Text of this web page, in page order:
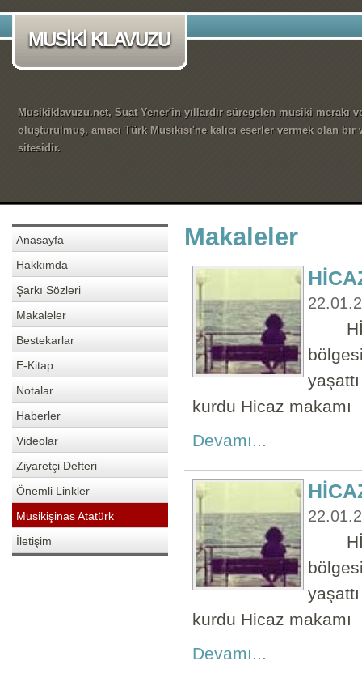
MUSİKİ KLAVUZU
Musikiklavuzu.net, Suat Yener'in yıllardır süregelen musiki merakı
oluşturulmuş, amacı Türk Musikisi'ne kalıcı eserler vermek olan bir
sitesidir.
Anasayfa
Hakkımda
Şarkı Sözleri
Makaleler
Bestekarlar
E-Kitap
Notalar
Haberler
Videolar
Ziyaretçi Defteri
Önemli Linkler
Musikişinas Atatürk
İletişim
Makaleler
kurdu Hicaz
Devamı...
kurdu Hicaz
Devamı...